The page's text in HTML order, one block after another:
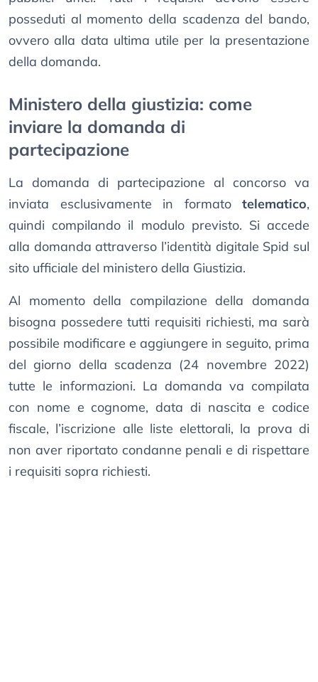
posseduti al momento della scadenza del bando,
ovvero alla data ultima utile per la presentazione
della domanda.
Ministero della giustizia: come
inviare la domanda di
partecipazione
La domanda di partecipazione al concorso va
inviata esclusivamente in formato telematico,
quindi compilando il modulo previsto. Si accede
alla domanda attraverso l’identità digitale Spid sul
sito ufficiale del ministero della Giustizia.
Al momento della compilazione della domanda
bisogna possedere tutti requisiti richiesti, ma sarà
possibile modificare e aggiungere in seguito, prima
del giorno della scadenza (24 novembre 2022)
tutte le informazioni. La domanda va compilata
con nome e cognome, data di nascita e codice
fiscale, l’iscrizione alle liste elettorali, la prova di
non aver riportato condanne penali e di rispettare
i requisiti sopra richiesti.